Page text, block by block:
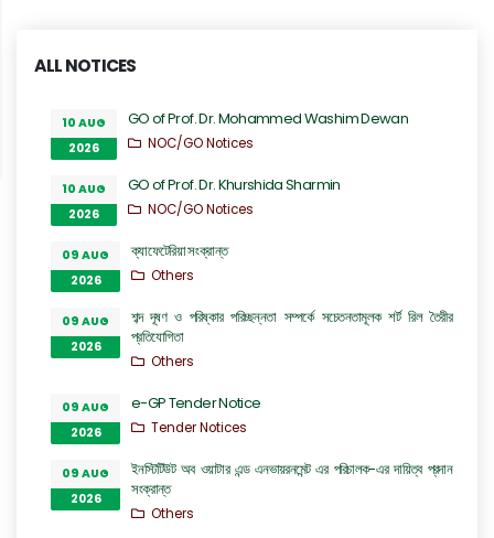
ALL NOTICES
10 AUG
2026
GO of Prof. Dr. Mohammed Washim Dewan
NOC/GO Notices
10 AUG
2026
GO of Prof. Dr. Khurshida Sharmin
NOC/GO Notices
09 AUG
2026
ক্যাফেটেরিয়া সংক্রান্ত
Others
09 AUG
2026
শব্দ দূষণ ও পরিষ্কার পরিচ্ছন্নতা সম্পর্কে সচেতনতামূলক শর্ট রিল তৈরীর
প্রতিযোগিতা
Others
09 AUG
2026
e-GP Tender Notice
Tender Notices
09 AUG
2026
ইনস্টিটিউট অব ওয়াটার এন্ড এনভায়রনমেন্ট এর পরিচালক-এর দায়িত্ব প্রদান
সংক্রান্ত
Others